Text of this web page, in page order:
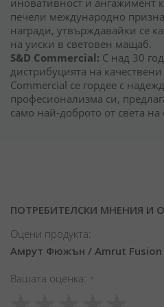
иновативност и ангажимент
печели международно
награди, утвърждавайки се
на уиски в световен мащаб.
S&D Commercial: С над 30
дистрибуцията на
Commercial се гордее с
професионализма си,
само най-доброто от света
ПОТРЕБИТЕЛСКИ МНЕНИЯ И
Оцени продукта:
Амрут Фюжън / Amrut Fusion
Вашата оценка